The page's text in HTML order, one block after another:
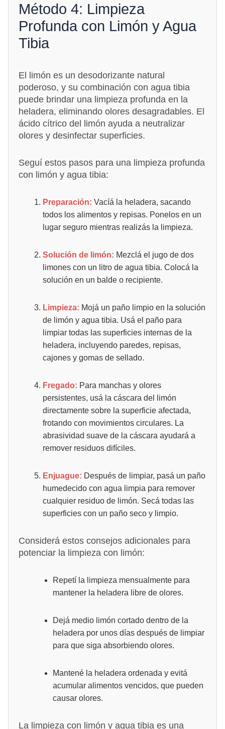
Método 4: Limpieza
Profunda con Limón y Agua
Tibia
El limón es un desodorizante natural
poderoso, y su combinación con agua tibia
puede brindar una limpieza profunda en la
heladera, eliminando olores desagradables. El
ácido cítrico del limón ayuda a neutralizar
olores y desinfectar superficies.
Seguí estos pasos para una limpieza profunda
con limón y agua tibia:
Preparación: Vacíá la heladera, sacando
todos los alimentos y repisas. Ponelos en un
lugar seguro mientras realizás la limpieza.
Solución de limón: Mezclá el jugo de dos
limones con un litro de agua tibia. Colocá la
solución en un balde o recipiente.
Limpieza: Mojá un paño limpio en la solución
de limón y agua tibia. Usá el paño para
limpiar todas las superficies internas de la
heladera, incluyendo paredes, repisas,
cajones y gomas de sellado.
Fregado: Para manchas y olores
persistentes, usá la cáscara del limón
directamente sobre la superficie afectada,
frotando con movimientos circulares. La
abrasividad suave de la cáscara ayudará a
remover residuos difíciles.
Enjuague: Después de limpiar, pasá un paño
humedecido con agua limpia para remover
cualquier residuo de limón. Secá todas las
superficies con un paño seco y limpio.
Considerá estos consejos adicionales para
potenciar la limpieza con limón:
Repetí la limpieza mensualmente para
mantener la heladera libre de olores.
Dejá medio limón cortado dentro de la
heladera por unos días después de limpiar
para que siga absorbiendo olores.
Mantené la heladera ordenada y evitá
acumular alimentos vencidos, que pueden
causar olores.
La limpieza con limón y agua tibia es una